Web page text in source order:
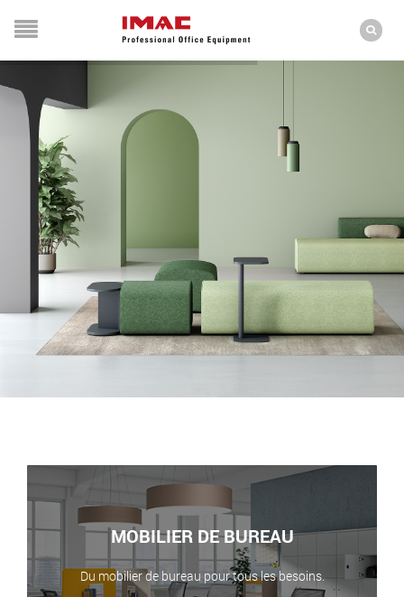
MOBILIER DE BUREAU
Du mobilier de bureau pour tous les besoins.